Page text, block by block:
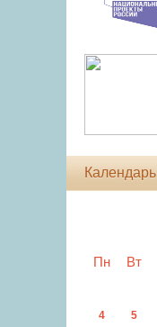
Календарь
Пн Вт
4 5